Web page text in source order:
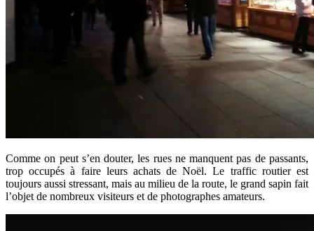
Comme on peut s’en douter, les rues ne manquent pas de passants,
trop occupés à faire leurs achats de Noël. Le traffic routier est
toujours aussi stressant, mais au milieu de la route, le grand sapin fait
l’objet de nombreux visiteurs et de photographes amateurs.